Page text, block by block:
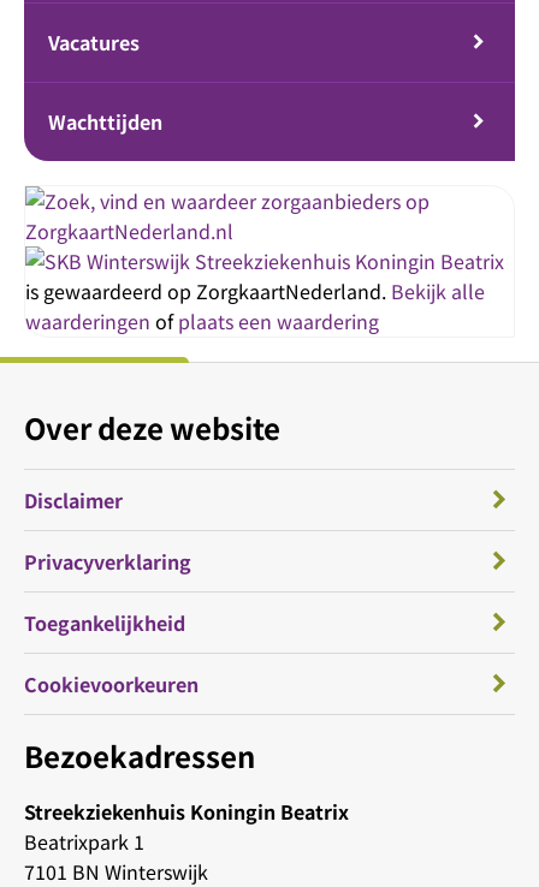
Vacatures
Wachttijden
Streekziekenhuis Koningin Beatrix
is gewaardeerd op ZorgkaartNederland. Bekijk alle
waarderingen ofplaats een waardering
Bezoekadressen
Streekziekenhuis Koningin Beatrix
Beatrixpark 1
7101 BN Winterswijk
Over deze website
Disclaimer
Privacyverklaring
Toegankelijkheid
Cookievoorkeuren